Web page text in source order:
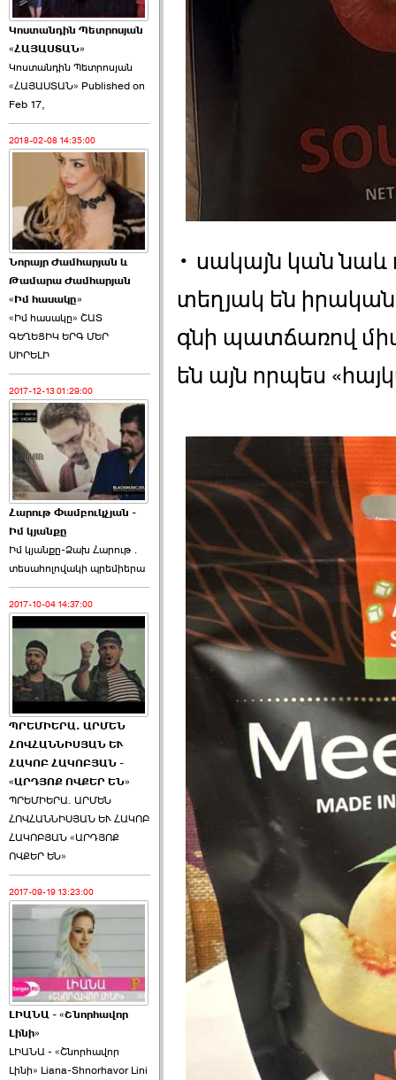
Այս ընդդիմությունը
կվերցնի ›››
2026-06-09 00:41:00
Որպես ընդդիմադիր
ընտրող՝ ›››
Կոստանդին Պետրոսյան
«ՀԱՅԱՍՏԱՆ»
Կոստանդին Պետրոսյան
«ՀԱՅԱՍՏԱՆ» Published on
Feb 17,
2018-02-08 14:35:00
Նորայր Ժամհարյան և
Թամարա Ժամհարյան
«Իմ հասակը»
«Իմ հասակը» ՇԱՏ
ԳԵՂԵՑԻԿ ԵՐԳ ՄԵՐ
ՍԻՐԵԼԻ
2017-12-13 01:29:00
Հարութ Փամբուկչյան -
Իմ կյանքը
Իմ կյանքը-Ձախ Հարnւթ․
տեuաhnլnվակի պրեմիերա
2017-10-04 14:37:00
ՊՐԵՄԻԵՐԱ. ԱՐՄԵՆ
ՀՈՎՀԱՆՆԻՍՅԱՆ ԵՒ
ՀԱԿՈԲ ՀԱԿՈԲՅԱՆ -
«ԱՐԴՅՈՔ ՈՎՔԵՐ ԵՆ»
ՊՐԵՄԻԵՐԱ. ԱՐՄԵՆ
ՀՈՎՀԱՆՆԻՍՅԱՆ ԵՒ ՀԱԿՈԲ
ՀԱԿՈԲՅԱՆ «ԱՐԴՅՈՔ
ՈՎՔԵՐ ԵՆ»
2017-09-19 13:23:00
ԼԻԱՆԱ - «Շնորհավոր
Լինի»
ԼԻԱՆԱ - «Շնորհավոր
Լինի» Liana-Shnorhavor Lini
• սակայն կան
տեղյակ են
գնի պատճառով
են այն որպես